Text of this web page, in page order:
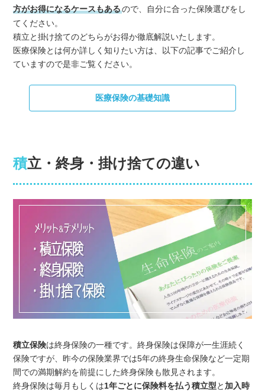
方がお得になるケースもあるので、自分に合った保険選びをし
てください。
積立と掛け捨てのどちらがお得か徹底解説いたします。
医療保険とは何か詳しく知りたい方は、以下の記事でご紹介し
ていますので是非ご覧ください。
医療保険の基礎知識
積立・終身・掛け捨ての違い
積立保険は終身保険の一種です。終身保険は保障が一生涯続く
保険ですが、昨今の保険業界では5年の終身生命保険など一定期
間での満期解約を前提にした終身保険も散見されます。
終身保険は毎月もしくは1年ごとに保険料を払う積立型と 加入時